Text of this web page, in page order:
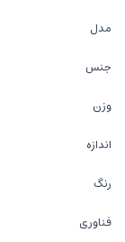
مدل
جنس
وزن
اندازه
رنگ
فناوری